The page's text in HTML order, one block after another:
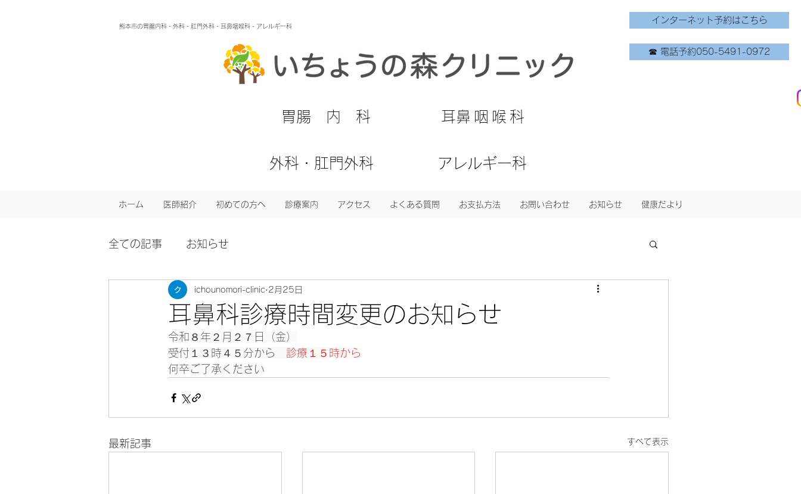
インターネット予約はこちら
☎ 電話予約050-5491-0972
熊本市の胃腸内科・外科・肛門外科・耳鼻咽喉科・アレルギー科
​胃腸内科
外科・肛門外科
​耳鼻咽喉科
アレルギー科
ホーム 医師紹介 初めての方へ 診療案内 アクセス よくある質問 お支払方法 お問い合わせ お知らせ 健康だより
全ての記事 お知らせ
耳鼻科診療時間変更のお知らせ
ichounomori-clinic 2月25日
令和８年２月２７日（金）
受付１３時４５分から
診療１５時から
何卒ご了承ください
最新記事 すべて表示